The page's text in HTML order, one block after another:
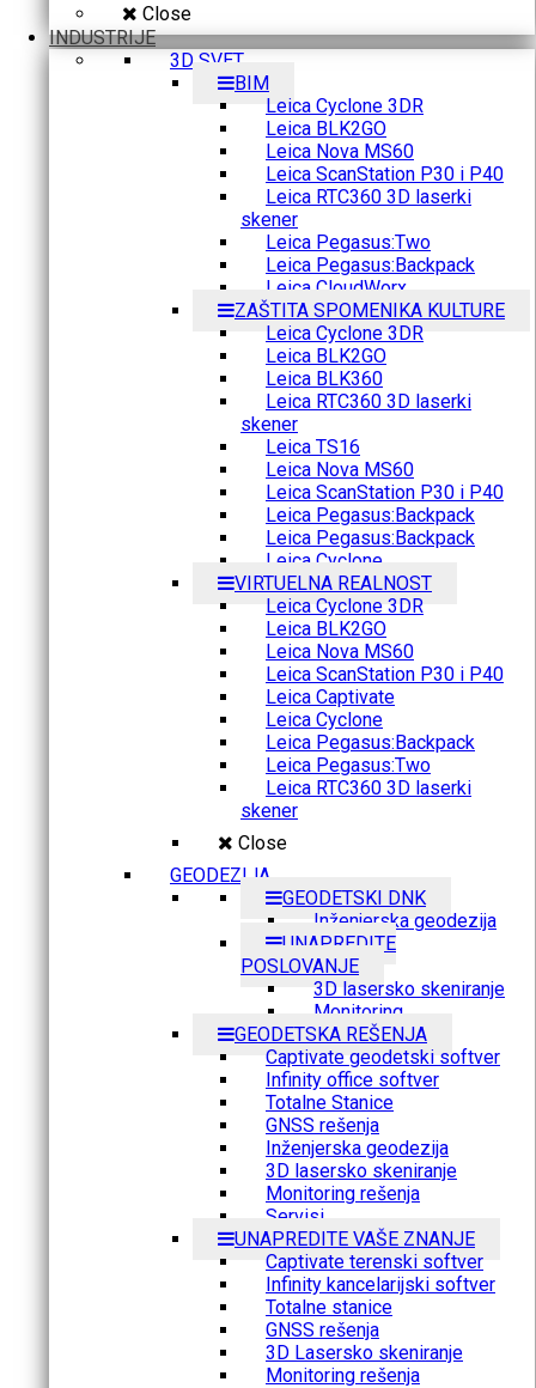
Close
INDUSTRIJE
3D SVET
BIM
Leica Cyclone 3DR
Leica BLK2GO
Leica Nova MS60
Leica ScanStation P30 i P40
Leica RTC360 3D laserki
skener
Leica Pegasus:Two
Leica Pegasus:Backpack
Leica CloudWorx
ZAŠTITA SPOMENIKA KULTURE
Leica Cyclone 3DR
Leica BLK2GO
Leica BLK360
Leica RTC360 3D laserki
skener
Leica TS16
Leica Nova MS60
Leica ScanStation P30 i P40
Leica Pegasus:Backpack
Leica Pegasus:Backpack
Leica Cyclone
VIRTUELNA REALNOST
Leica Cyclone 3DR
Leica BLK2GO
Leica Nova MS60
Leica ScanStation P30 i P40
Leica Captivate
Leica Cyclone
Leica Pegasus:Backpack
Leica Pegasus:Two
Leica RTC360 3D laserki
skener
Close
GEODEZIJA
GEODETSKI DNK
Inženjerska geodezija
UNAPREDITE
POSLOVANJE
3D lasersko skeniranje
Monitoring
GEODETSKA REŠENJA
Captivate geodetski softver
Infinity office softver
Totalne Stanice
GNSS rešenja
Inženjerska geodezija
3D lasersko skeniranje
Monitoring rešenja
Servisi
UNAPREDITE VAŠE ZNANJE
Captivate terenski softver
Infinity kancelarijski softver
Totalne stanice
GNSS rešenja
3D Lasersko skeniranje
Monitoring rešenja